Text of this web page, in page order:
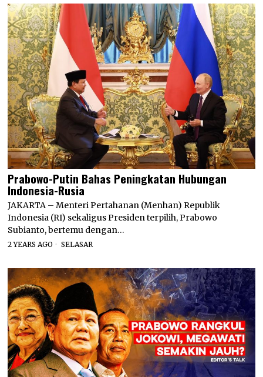
Prabowo-Putin Bahas Peningkatan Hubungan
Indonesia-Rusia
JAKARTA – Menteri Pertahanan (Menhan) Republik
Indonesia (RI) sekaligus Presiden terpilih, Prabowo
Subianto, bertemu dengan…
2 YEARS AGO SELASAR